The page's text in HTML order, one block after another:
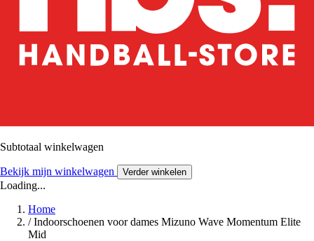
Subtotaal winkelwagen
Bekijk mijn winkelwagen Verder winkelen
Loading...
Home
/ Indoorschoenen voor dames Mizuno Wave Momentum Elite
Mid